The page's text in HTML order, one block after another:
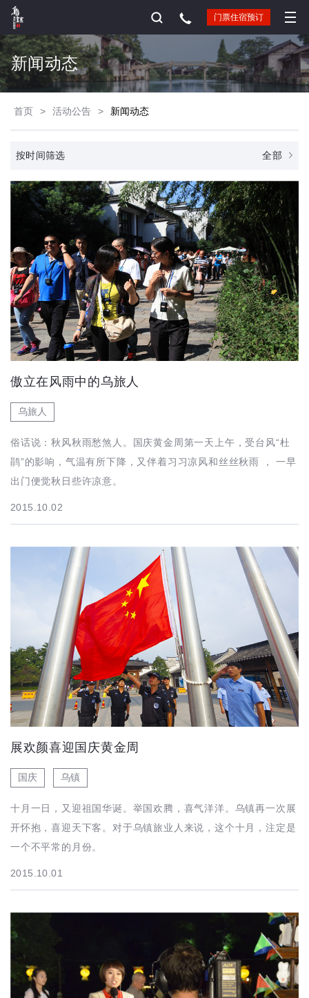
门票住宿预订
新闻动态
首页 > 活动公告 > 新闻动态
按时间筛选 全部
傲立在风雨中的乌旅人
乌旅人
俗话说：秋风秋雨愁煞人。国庆黄金周第一天上午，受台风“杜
鹃”的影响，气温有所下降，又伴着习习凉风和丝丝秋雨 ， 一早
出门便觉秋日些许凉意。
2015.10.02
展欢颜喜迎国庆黄金周
国庆 乌镇
十月一日，又迎祖国华诞。举国欢腾，喜气洋洋。乌镇再一次展
开怀抱，喜迎天下客。对于乌镇旅业人来说，这个十月，注定是
一个不平常的月份。
2015.10.01